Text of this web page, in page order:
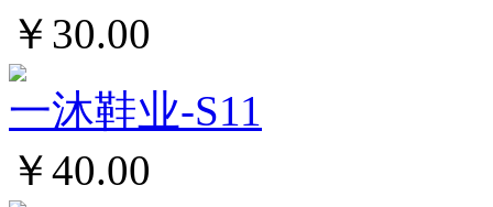
￥30.00
一沐鞋业-S11
￥40.00